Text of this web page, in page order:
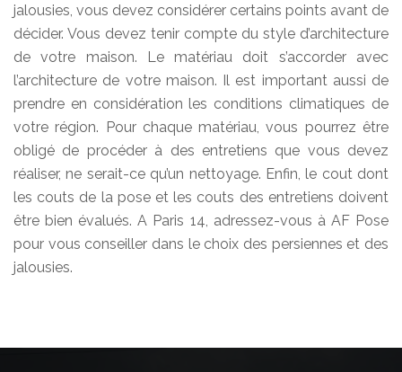
jalousies, vous devez considérer certains points avant de
décider. Vous devez tenir compte du style d’architecture
de votre maison. Le matériau doit s’accorder avec
l’architecture de votre maison. Il est important aussi de
prendre en considération les conditions climatiques de
votre région. Pour chaque matériau, vous pourrez être
obligé de procéder à des entretiens que vous devez
réaliser, ne serait-ce qu’un nettoyage. Enfin, le cout dont
les couts de la pose et les couts des entretiens doivent
être bien évalués. A Paris 14, adressez-vous à AF Pose
pour vous conseiller dans le choix des persiennes et des
jalousies.